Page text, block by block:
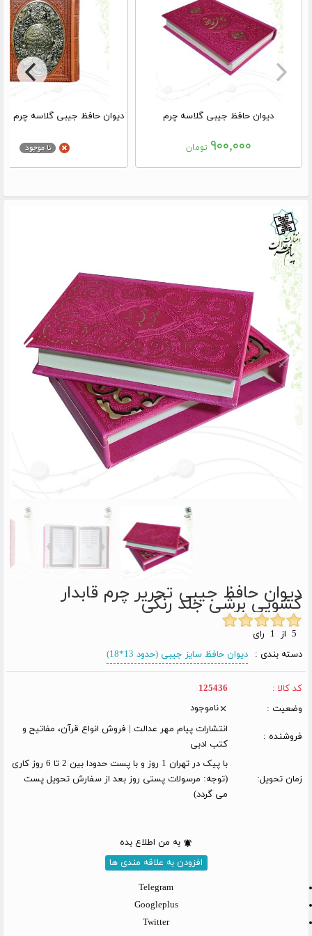
دیوان حافظ جیبی گلاسه چرم
۹۰۰,۰۰۰ تومان
دیوان حافظ جیبی تحریر چرم قابدار
کشویی برشی جلد رنگی
دسته بندی :
دیوان حافظ سایز جیبی (حدود 13*18)
کد کالا :
125436
وضعیت :
ناموجود
فروشنده :
انتشارات پیام مهر عدالت | فروش انواع قرآن، مفاتیح و
کتب ادبی
زمان تحویل:
با پیک در تهران 1 روز و با پست حدودا بین 2 تا 6 روز کاری
(توجه: مرسولات پستی روز بعد از سفارش تحویل پست
می گردد)
به من اطلاع بده
افزودن به علاقه مندی ها
Telegram
Googleplus
Twitter